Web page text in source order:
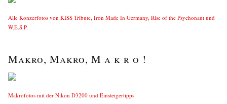
Alle Konzerfotos von KISS Tribute, Iron Made In Germany, Rise of the Psychonaut und
W.E.S.P.
Makro, Makro, M a k r o !
Makrofotos mit der Nikon D3200 und Einsteigertipps